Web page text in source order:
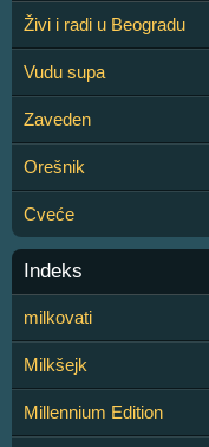
Živi i radi u Beogradu
Vudu supa
Zaveden
Orešnik
Cveće
Indeks
milkovati
Milkšejk
Millennium Edition